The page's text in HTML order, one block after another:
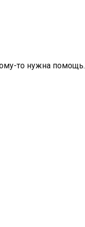
то нужна помощь.